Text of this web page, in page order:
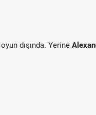
oyun dışında. Yerine